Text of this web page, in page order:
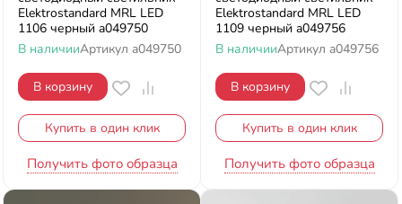
Elektrostandard MRL LED
1106 черный a049750
В наличииАртикул a049750
В корзину
Купить в один клик
Получить фото образца
Elektrostandard MRL LED
1109 черный a049756
В наличииАртикул a049756
В корзину
Купить в один клик
Получить фото образца